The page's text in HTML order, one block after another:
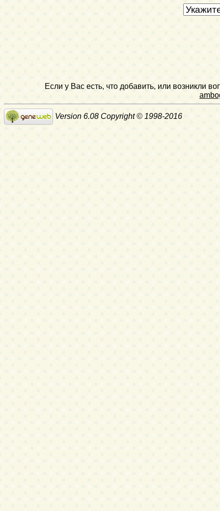
Если у Вас есть, что добавить, или возникли
Version 6.08 Copyright © 1998-2016